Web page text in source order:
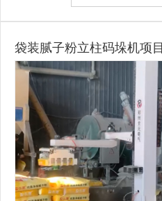
袋装腻子粉立柱码垛机项目